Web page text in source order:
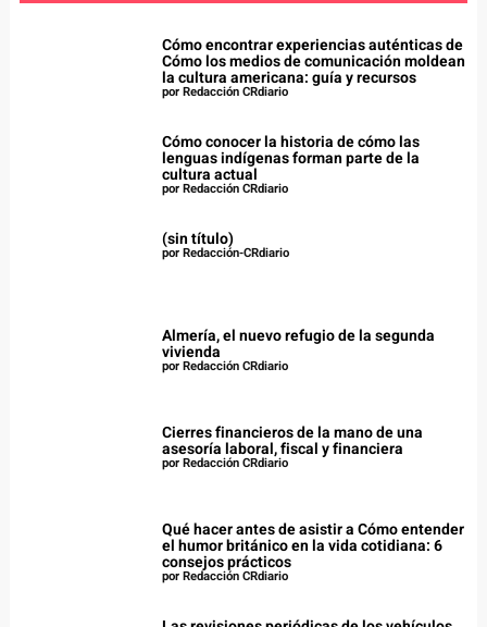
Cómo encontrar experiencias auténticas de
Cómo los medios de comunicación moldean
la cultura americana: guía y recursos
por Redacción CRdiario
Cómo conocer la historia de cómo las
lenguas indígenas forman parte de la
cultura actual
por Redacción CRdiario
(sin título)
por Redacción-CRdiario
Almería, el nuevo refugio de la segunda
vivienda
por Redacción CRdiario
Cierres financieros de la mano de una
asesoría laboral, fiscal y financiera
por Redacción CRdiario
Qué hacer antes de asistir a Cómo entender
el humor británico en la vida cotidiana: 6
consejos prácticos
por Redacción CRdiario